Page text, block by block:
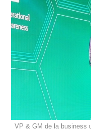
VP & GM de la business